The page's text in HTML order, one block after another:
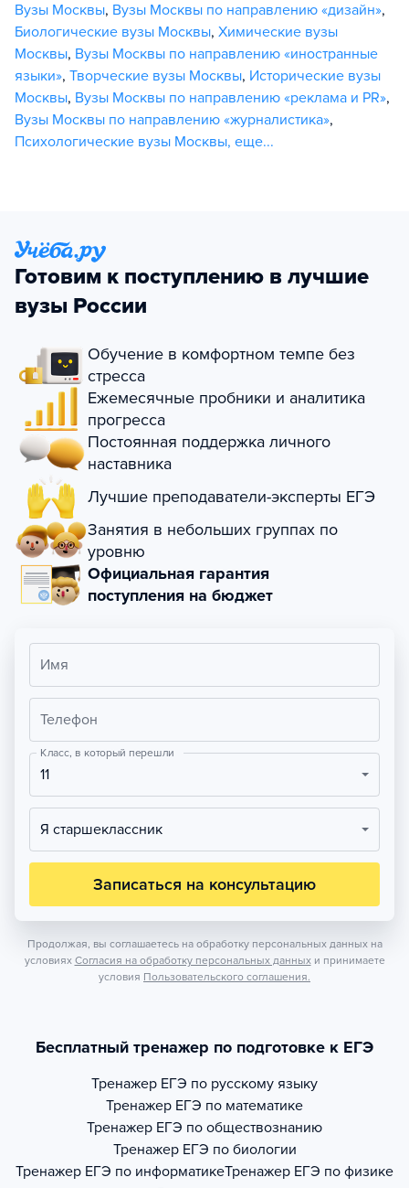
Вузы Москвы, Вузы Москвы по направлению «дизайн»,
Биологические вузы Москвы, Химические вузы
Москвы, Вузы Москвы по направлению «иностранные
языки», Творческие вузы Москвы, Исторические вузы
Москвы, Вузы Москвы по направлению «реклама и PR»,
Вузы Москвы по направлению «журналистика»,
Психологические вузы Москвы, еще...
Готовим к поступлению в лучшие
вузы России
Обучение в комфортном темпе без
стресса
Ежемесячные пробники и аналитика
прогресса
Постоянная поддержка личного
наставника
Лучшие преподаватели-эксперты ЕГЭ
Занятия в небольших группах по
уровню
Официальная гарантия
поступления на бюджет
Имя
Телефон
Класс, в который перешли
11
Я старшеклассник
Записаться на консультацию
Продолжая, вы соглашаетесь на обработку персональных данных на
условиях Согласия на обработку персональных данных и принимаете
условия Пользовательского соглашения.
Бесплатный тренажер по подготовке к ЕГЭ
Тренажер ЕГЭ по русскому языку
Тренажер ЕГЭ по математике
Тренажер ЕГЭ по обществознанию
Тренажер ЕГЭ по биологии
Тренажер ЕГЭ по информатикеТренажер ЕГЭ по физике